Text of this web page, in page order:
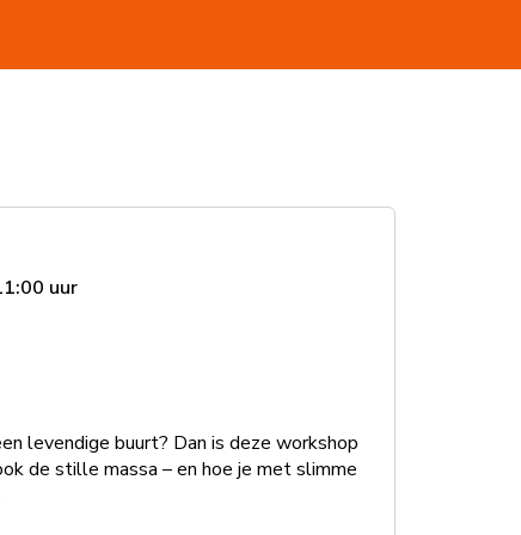
uur
levendige buurt? Dan is deze workshop
de stille massa – en hoe je met slimme